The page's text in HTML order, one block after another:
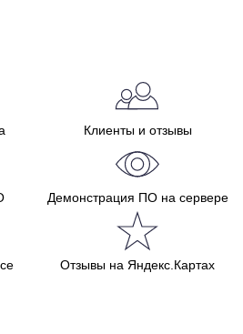
Клиенты и отзывы
Демонстрация ПО на сервере
Отзывы на Яндекс.Картах